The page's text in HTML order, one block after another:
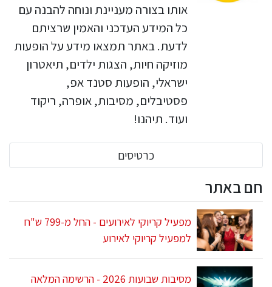
אותו בצורה מעניינת ונוחה להבנה עם
כל המידע העדכני והאמין שרציתם
לדעת. באתר תמצאו מידע על הופעות
מוזיקה חיות, הצגות ילדים, תיאטרון
ישראלי, הופעות סטנד אפ,
פסטיבלים, מסיבות, אופרה, ריקוד
ועוד. תיהנו!
כרטיסים
חם באתר
מפעיל קריוקי לאירועים - החל מ-799 ש"ח
למפעיל קריוקי לאירוע
מסיבות שבועות 2026 - הרשימה המלאה